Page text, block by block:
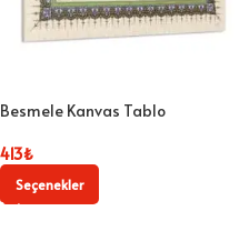
Besmele Kanvas Tablo
413₺
Seçenekler